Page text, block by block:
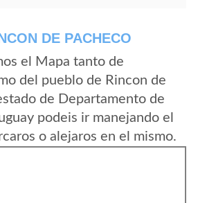
DE PACHECO
el Mapa tanto de
del pueblo de Rincon de
de Departamento de
podeis ir manejando el
o alejaros en el mismo.